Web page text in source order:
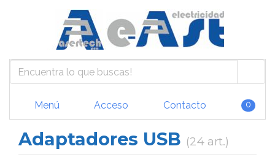
Menú Acceso Contacto 0
Adaptadores USB (24 art.)